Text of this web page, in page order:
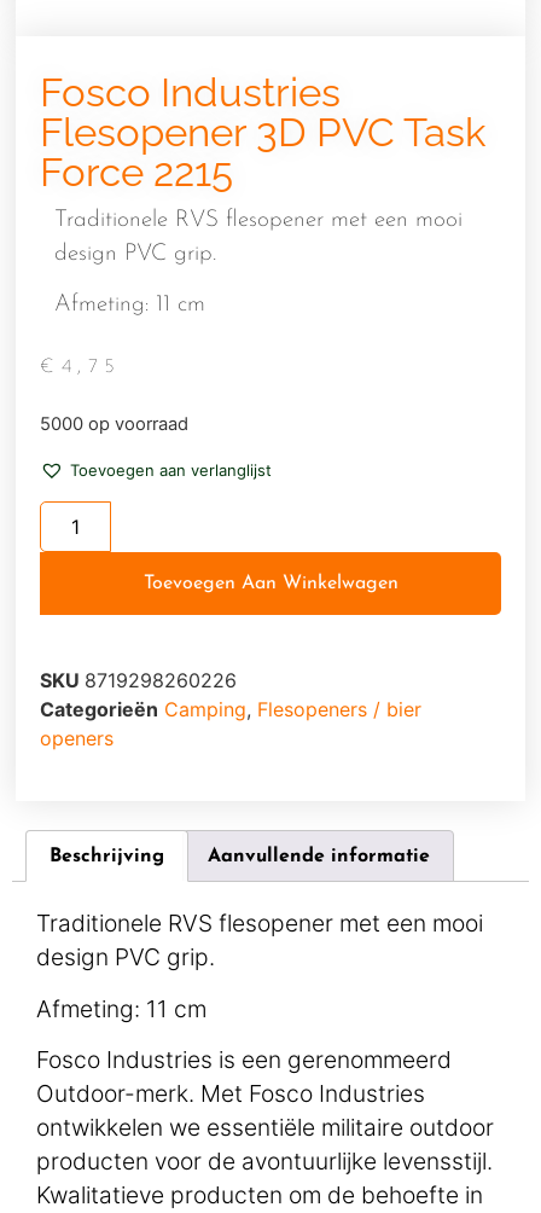
Fosco Industries
Flesopener 3D PVC Task
Force 2215
Traditionele RVS flesopener met een mooi
design PVC grip.
Afmeting: 11 cm
€ 4,75
5000 op voorraad
Toevoegen aan verlanglijst
Toevoegen Aan Winkelwagen
SKU 8719298260226
Categorieën Camping, Flesopeners / bier
openers
Beschrijving Aanvullende informatie
Traditionele RVS flesopener met een mooi
design PVC grip.
Afmeting: 11 cm
Fosco Industries is een gerenommeerd
Outdoor-merk. Met Fosco Industries
ontwikkelen we essentiële militaire outdoor
producten voor de avontuurlijke levensstijl.
Kwalitatieve producten om de behoefte in